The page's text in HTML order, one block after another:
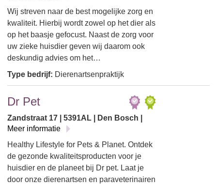
Wij streven naar de best mogelijke zorg en
kwaliteit. Hierbij wordt zowel op het dier als
op het baasje gefocust. Naast de zorg voor
uw zieke huisdier geven wij daarom ook
deskundig advies om het…
Type bedrijf: Dierenartsenpraktijk
Dr Pet
Zandstraat 17 | 5391AL | Den Bosch |
Meer informatie
Healthy Lifestyle for Pets & Planet. Ontdek
de gezonde kwaliteitsproducten voor je
huisdier en de planeet bij Dr pet. Laat je
door onze dierenartsen en paraveterinairen